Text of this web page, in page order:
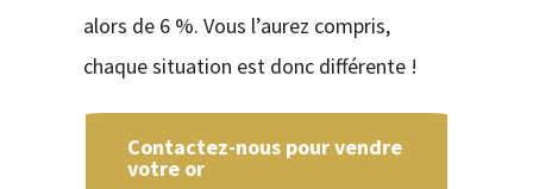
alors de 6 %. Vous l’aurez compris,
chaque situation est donc différente !
Contactez-nous pour vendre
votre or